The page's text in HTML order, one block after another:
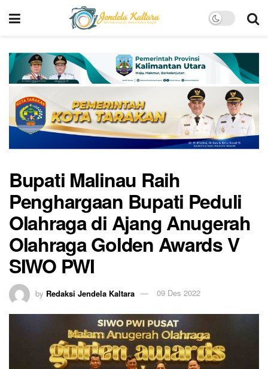
Bupati Malinau Raih
Penghargaan Bupati Peduli
Olahraga di Ajang Anugerah
Olahraga Golden Awards V
SIWO PWI
by Redaksi Jendela Kaltara 09 Des 2022